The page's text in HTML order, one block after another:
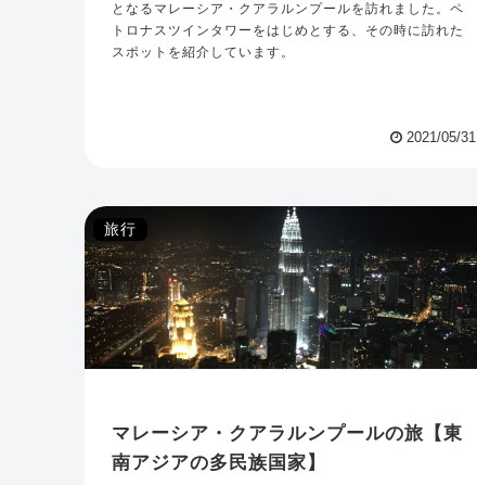
となるマレーシア・クアラルンプールを訪れました。ペ
トロナスツインタワーをはじめとする、その時に訪れた
スポットを紹介しています。
2021/05/31
旅行
マレーシア・クアラルンプールの旅【東
南アジアの多民族国家】